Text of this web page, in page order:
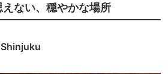
ない、穏やかな場所